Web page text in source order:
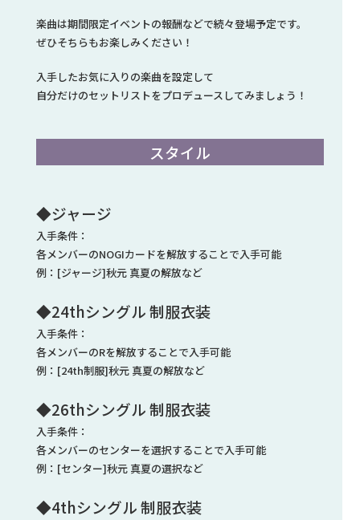
楽曲は期間限定イベントの報酬などで続々登場予定です。
ぜひそちらもお楽しみください！
入手したお気に入りの楽曲を設定して
自分だけのセットリストをプロデュースしてみましょう！
スタイル
◆ジャージ
入手条件：
各メンバーのNOGIカードを解放することで入手可能
例：[ジャージ]秋元 真夏の解放など
◆24thシングル 制服衣装
入手条件：
各メンバーのRを解放することで入手可能
例：[24th制服]秋元 真夏の解放など
◆26thシングル 制服衣装
入手条件：
各メンバーのセンターを選択することで入手可能
例：[センター]秋元 真夏の選択など
◆4thシングル 制服衣装